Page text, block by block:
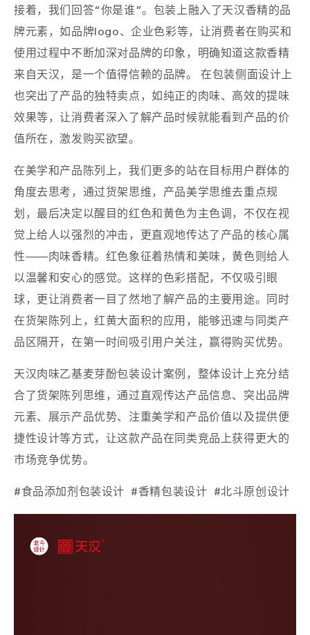
接着，我们回答“你是谁”。包装上融入了天汉香精的品
牌元素，如品牌logo、企业色彩等，让消费者在购买和
使用过程中不断加深对品牌的印象，明确知道这款香精
来自天汉，是一个值得信赖的品牌。 在包装侧面设计上
也突出了产品的独特卖点，如纯正的肉味、高效的提味
效果等，让消费者深入了解产品时候就能看到产品的价
值所在，激发购买欲望。
在美学和产品陈列上，我们更多的站在目标用户群体的
角度去思考，通过货架思维，产品美学思维去重点规
划，最后决定以醒目的红色和黄色为主色调，不仅在视
觉上给人以强烈的冲击，更直观地传达了产品的核心属
性——肉味香精。红色象征着热情和美味，黄色则给人
以温馨和安心的感觉。这样的色彩搭配，不仅吸引眼
球，更让消费者一目了然地了解产品的主要用途。同时
在货架陈列上，红黄大面积的应用，能够迅速与同类产
品区隔开，在第一时间吸引用户关注，赢得购买优势。
天汉肉味乙基麦芽酚包装设计案例，整体设计上充分结
合了货架陈列思维，通过直观传达产品信息、突出品牌
元素、展示产品优势、注重美学和产品价值以及提供便
捷性设计等方式，让这款产品在同类竞品上获得更大的
市场竞争优势。
#食品添加剂包装设计 #香精包装设计 #北斗原创设计